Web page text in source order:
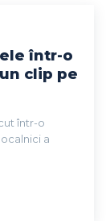
într-o
clip pe
într-o
a